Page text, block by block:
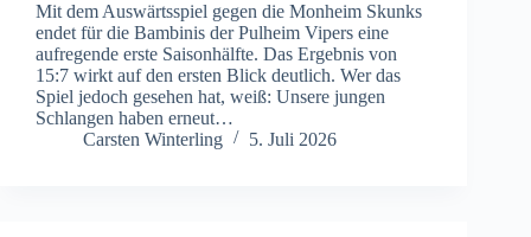
Mit dem Auswärtsspiel gegen die Monheim Skunks
endet für die Bambinis der Pulheim Vipers eine
aufregende erste Saisonhälfte. Das Ergebnis von
15:7 wirkt auf den ersten Blick deutlich. Wer das
Spiel jedoch gesehen hat, weiß: Unsere jungen
Schlangen haben erneut…
Carsten Winterling
5. Juli 2026